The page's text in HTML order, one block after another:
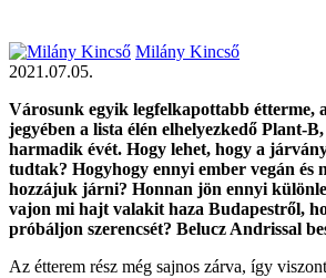
Milány Kincső
2021.07.05.
Városunk egyik legfelkapottabb étterme,
jegyében a lista élén elhelyezkedő Plant-
harmadik évét. Hogy lehet, hogy a
tudtak? Hogyhogy ennyi ember vegán és
hozzájuk járni? Honnan jön ennyi
vajon mi hajt valakit haza Budapestről,
próbáljon szerencsét? Belucz Andrissal
Az étterem rész még sajnos zárva, így